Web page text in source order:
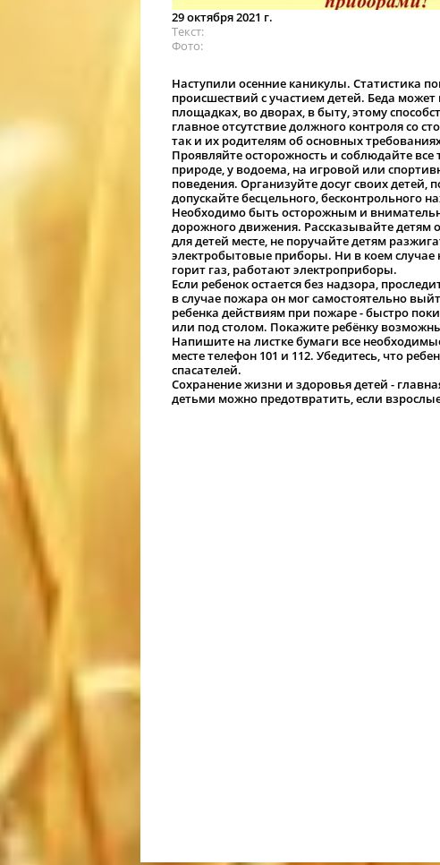
29 октября 2021 г.
Текст
Фото
Наступили осенние каникулы. Статистика
происшествий с участием детей. Беда
площадках, во дворах, в быту, этому
главное отсутствие должного контроля со
так и их родителям об основных
Проявляйте осторожность и соблюдайте все
природе, у водоема, на игровой или
поведения. Организуйте досуг своих детей,
допускайте бесцельного, бесконтрольного
Необходимо быть осторожным и
дорожного движения. Рассказывайте детям
для детей месте, не поручайте детям
электробытовые приборы. Ни в коем случае
горит газ, работают электроприборы.
Если ребенок остается без надзора,
в случае пожара он мог самостоятельно
ребенка действиям при пожаре - быстро
или под столом. Покажите ребёнку
Напишите на листке бумаги все
месте телефон 101 и 112. Убедитесь, что
спасателей.
Сохранение жизни и здоровья детей -
детьми можно предотвратить, если